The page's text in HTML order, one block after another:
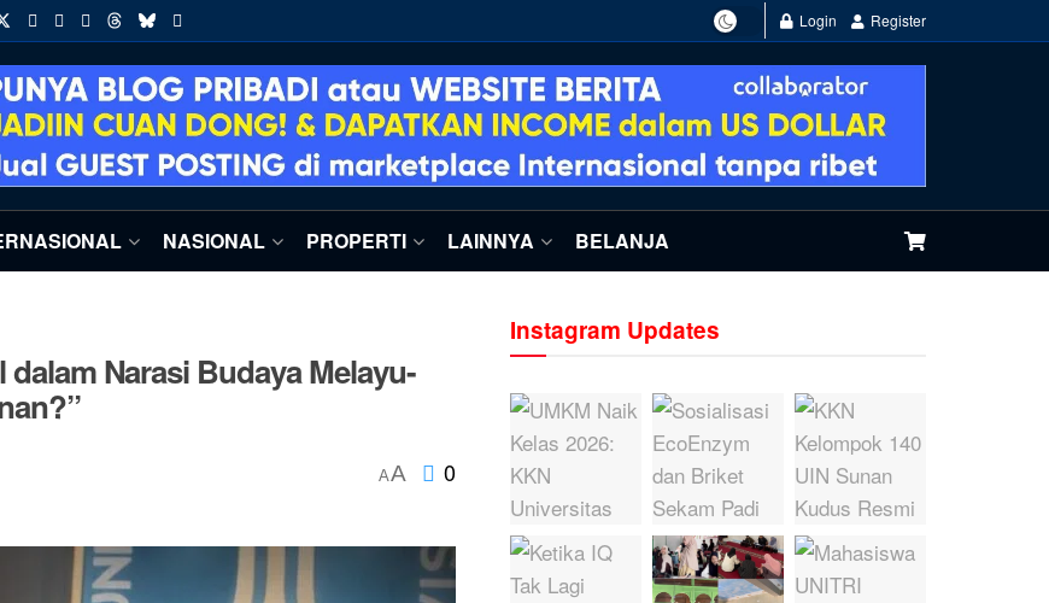
Login Register
NASIONAL PROPERTI LAINNYA BELANJA
Narasi Budaya Melayu-
AA 0
Instagram Updates